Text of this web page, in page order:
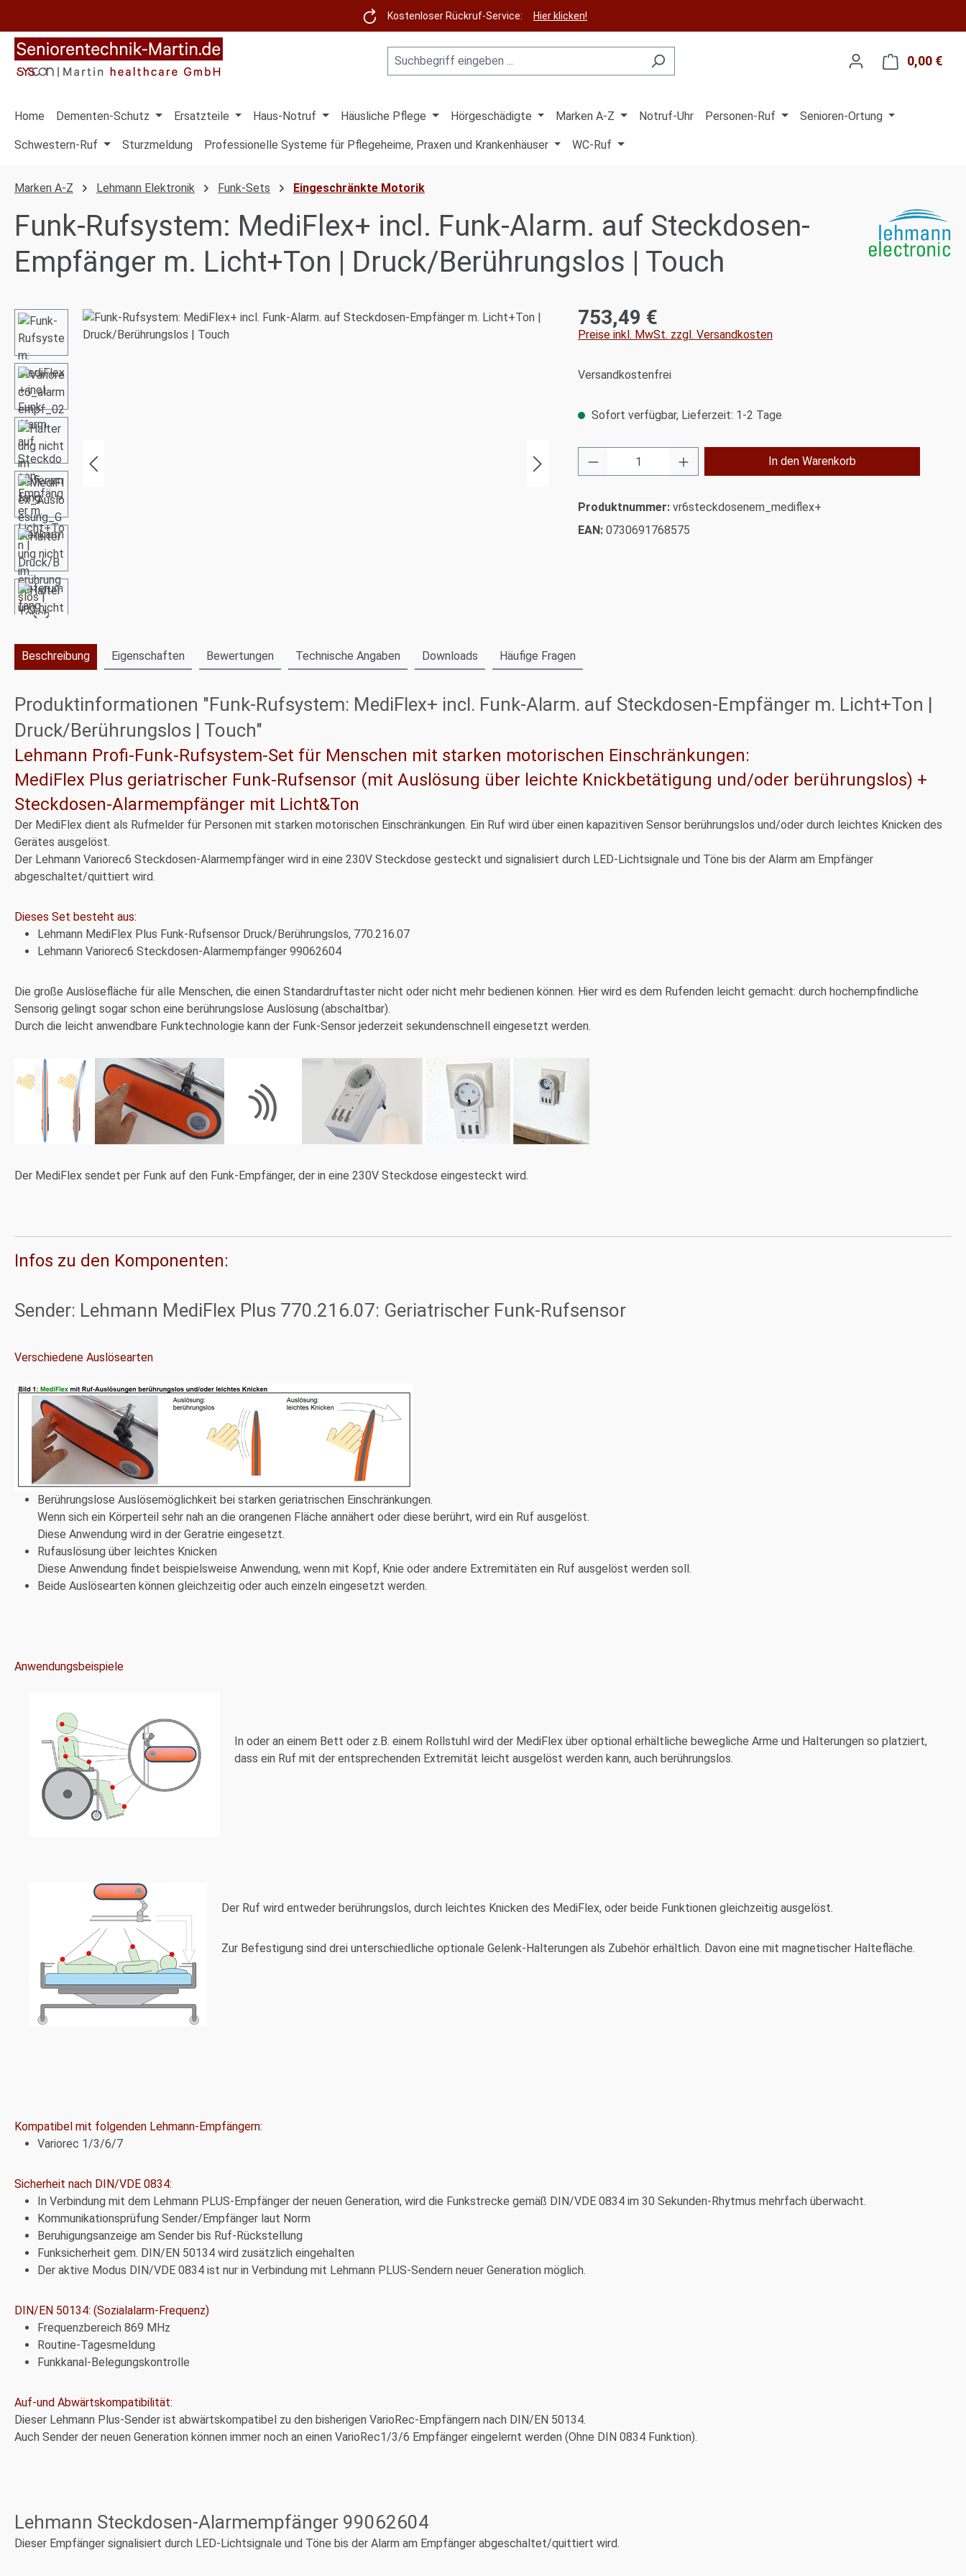
Kostenloser Rückruf-Service: Hier klicken!
0,00 €
Home Dementen-Schutz Ersatzteile Haus-Notruf Häusliche Pflege Hörgeschädigte Marken A-Z Notruf-Uhr Personen-Ruf Senioren-Ortung
Schwestern-Ruf Sturzmeldung Professionelle Systeme für Pflegeheime, Praxen und Krankenhäuser WC-Ruf
Marken A-Z Lehmann Elektronik Funk-Sets Eingeschränkte Motorik
Funk-Rufsystem: MediFlex+ incl. Funk-Alarm. auf Steckdosen-
Empfänger m. Licht+Ton | Druck/Berührungslos | Touch
Bildergalerie überspringen Regulärer Preis:
753,49 €
Preise inkl. MwSt. zzgl. Versandkosten
Versandkostenfrei
Sofort verfügbar, Lieferzeit: 1-2 Tage
Produkt Anzahl: Gib den gewünschten Wert ein
In den Warenkorb
Produktnummer: vr6steckdosenem_mediflex+
EAN: 0730691768575
Beschreibung Eigenschaften Bewertungen Technische Angaben Downloads Häufige Fragen
Produktinformationen "Funk-Rufsystem: MediFlex+ incl. Funk-Alarm. auf Steckdosen-Empfänger m. Licht+Ton |
Druck/Berührungslos | Touch"
Lehmann Profi-Funk-Rufsystem-Set für Menschen mit starken motorischen Einschränkungen:
MediFlex Plus geriatrischer Funk-Rufsensor (mit Auslösung über leichte Knickbetätigung und/oder berührungslos) +
Steckdosen-Alarmempfänger mit Licht&Ton
Der MediFlex dient als Rufmelder für Personen mit starken motorischen Einschränkungen. Ein Ruf wird über einen kapazitiven Sensor berührungslos und/oder durch leichtes Knicken des
Gerätes ausgelöst.
Der Lehmann Variorec6 Steckdosen-Alarmempfänger wird in eine 230V Steckdose gesteckt und signalisiert durch LED-Lichtsignale und Töne bis der Alarm am Empfänger
abgeschaltet/quittiert wird.
Dieses Set besteht aus:
Lehmann MediFlex Plus Funk-Rufsensor Druck/Berührungslos, 770.216.07
Lehmann Variorec6 Steckdosen-Alarmempfänger 99062604
Die große Auslösefläche für alle Menschen, die einen Standardruftaster nicht oder nicht mehr bedienen können. Hier wird es dem Rufenden leicht gemacht: durch hochempfindliche
Sensorig gelingt sogar schon eine berührungslose Auslösung (abschaltbar).
Durch die leicht anwendbare Funktechnologie kann der Funk-Sensor jederzeit sekundenschnell eingesetzt werden.
Der MediFlex sendet per Funk auf den Funk-Empfänger, der in eine 230V Steckdose eingesteckt wird.
Infos zu den Komponenten:
Sender: Lehmann MediFlex Plus 770.216.07: Geriatrischer Funk-Rufsensor
Verschiedene Auslösearten
Berührungslose Auslösemöglichkeit bei starken geriatrischen Einschränkungen.
Wenn sich ein Körperteil sehr nah an die orangenen Fläche annähert oder diese berührt, wird ein Ruf ausgelöst.
Diese Anwendung wird in der Geratrie eingesetzt.
Rufauslösung über leichtes Knicken
Diese Anwendung findet beispielsweise Anwendung, wenn mit Kopf, Knie oder andere Extremitäten ein Ruf ausgelöst werden soll.
Beide Auslösearten können gleichzeitig oder auch einzeln eingesetzt werden.
Anwendungsbeispiele
In oder an einem Bett oder z.B. einem Rollstuhl wird der MediFlex über optional erhältliche bewegliche Arme und Halterungen so platziert,
dass ein Ruf mit der entsprechenden Extremität leicht ausgelöst werden kann, auch berührungslos.
Der Ruf wird entweder berührungslos, durch leichtes Knicken des MediFlex, oder beide Funktionen gleichzeitig ausgelöst.
Zur Befestigung sind drei unterschiedliche optionale Gelenk-Halterungen als Zubehör erhältlich. Davon eine mit magnetischer Haltefläche.
Kompatibel mit folgenden Lehmann-Empfängern:
Variorec 1/3/6/7
Sicherheit nach DIN/VDE 0834:
In Verbindung mit dem Lehmann PLUS-Empfänger der neuen Generation, wird die Funkstrecke gemäß DIN/VDE 0834 im 30 Sekunden-Rhytmus mehrfach überwacht.
Kommunikationsprüfung Sender/Empfänger laut Norm
Beruhigungsanzeige am Sender bis Ruf-Rückstellung
Funksicherheit gem. DIN/EN 50134 wird zusätzlich eingehalten
Der aktive Modus DIN/VDE 0834 ist nur in Verbindung mit Lehmann PLUS-Sendern neuer Generation möglich.
DIN/EN 50134: (Sozialalarm-Frequenz)
Frequenzbereich 869 MHz
Routine-Tagesmeldung
Funkkanal-Belegungskontrolle
Auf-und Abwärtskompatibilität:
Dieser Lehmann Plus-Sender ist abwärtskompatibel zu den bisherigen VarioRec-Empfängern nach DIN/EN 50134.
Auch Sender der neuen Generation können immer noch an einen VarioRec1/3/6 Empfänger eingelernt werden (Ohne DIN 0834 Funktion).
Lehmann Steckdosen-Alarmempfänger 99062604
Dieser Empfänger signalisiert durch LED-Lichtsignale und Töne bis der Alarm am Empfänger abgeschaltet/quittiert wird.